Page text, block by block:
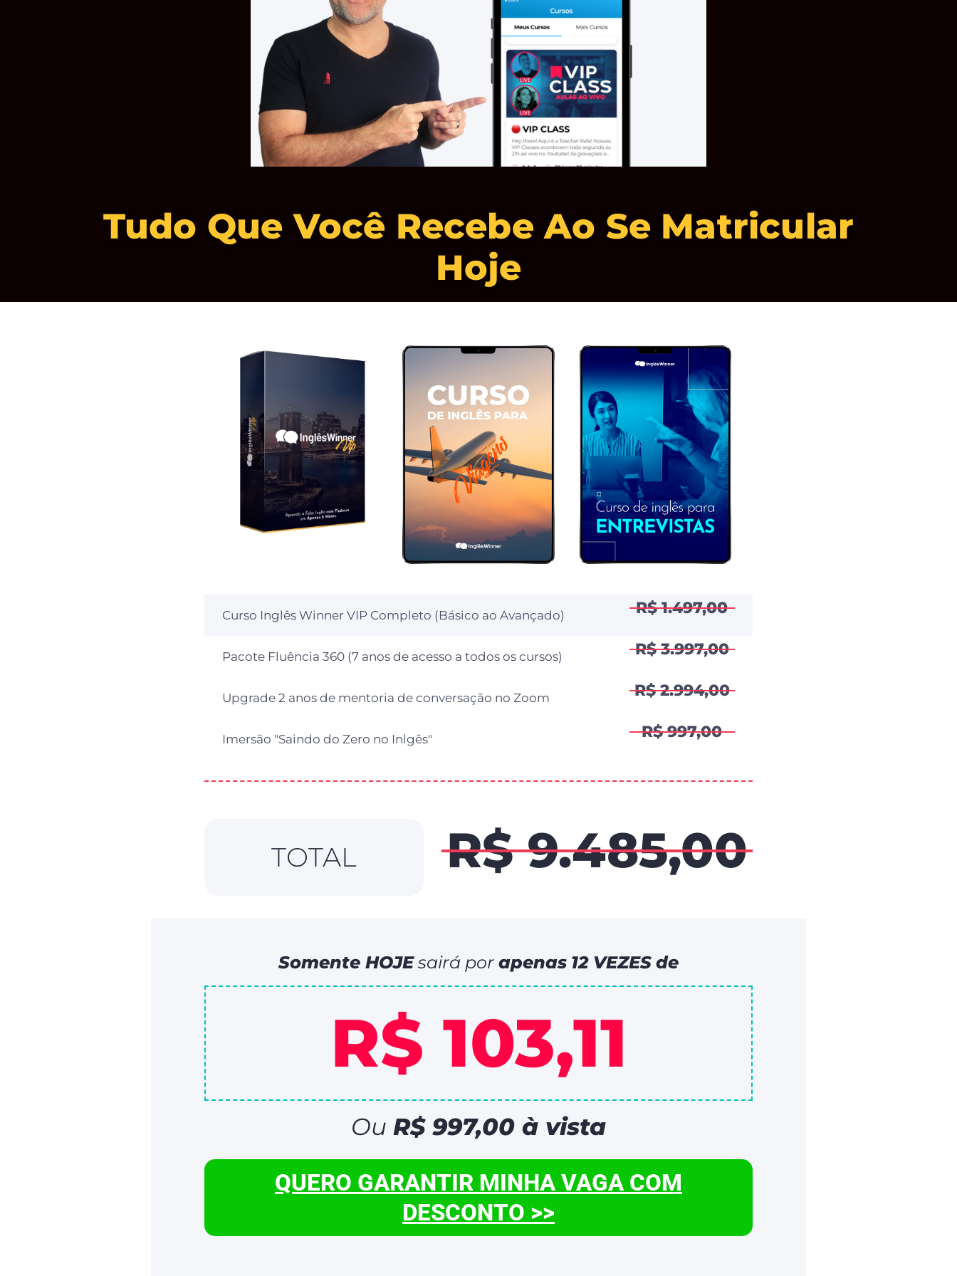
Tudo Que Você Recebe Ao Se Matricular
Hoje
Curso Inglês Winner VIP Completo (Básico ao Avançado) R$ 1.497,00
Pacote Fluência 360 (7 anos de acesso a todos os cursos) R$ 3.997,00
Upgrade 2 anos de mentoria de conversação no Zoom R$ 2.994,00
Imersão "Saindo do Zero no Inlgês" R$ 997,00
TOTAL R$ 9.485,00
Somente HOJEsairá por apenas 12 VEZES de
R$ 103,11
Ou R$ 997,00 à vista
QUERO GARANTIR MINHA VAGA COM
DESCONTO >>